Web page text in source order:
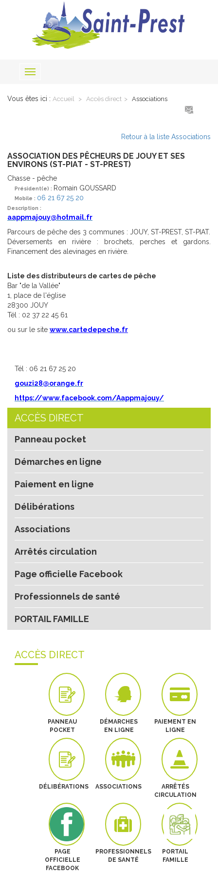
Toggle
Vous êtes ici : Accueil Accès direct Associations
Retour à la liste Associations
ASSOCIATION DES PÊCHEURS DE JOUY ET SES
ENVIRONS (ST-PIAT - ST-PREST)
Chasse - pêche
Président(e) : Romain GOUSSARD
Mobile : 06 21 67 25 20
Description :
aappmajouy@hotmail.fr
Parcours de pêche des 3 communes : JOUY, ST-PREST, ST-PIAT.
Déversements en rivière : brochets, perches et gardons.
Financement des alevinages en rivière.
Liste des distributeurs de cartes de pêche
Bar "de la Vallée"
1, place de l'église
28300 JOUY
Tél : 02 37 22 45 61
ou sur le site www.cartedepeche.fr
Tél : 06 21 67 25 20
gouzi28@orange.fr
https://www.facebook.com/Aappmajouy/
ACCÈS DIRECT
Panneau pocket
Démarches en ligne
Paiement en ligne
Délibérations
Associations
Arrêtés circulation
Page officielle Facebook
Professionnels de santé
PORTAIL FAMILLE
ACCÈS DIRECT
PANNEAU
POCKET
DÉMARCHES
EN LIGNE
PAIEMENT EN
LIGNE
DÉLIBÉRATIONS ASSOCIATIONS
ARRÊTÉS
CIRCULATION
PAGE
OFFICIELLE
FACEBOOK
PROFESSIONNELS
DE SANTÉ
PORTAIL
FAMILLE